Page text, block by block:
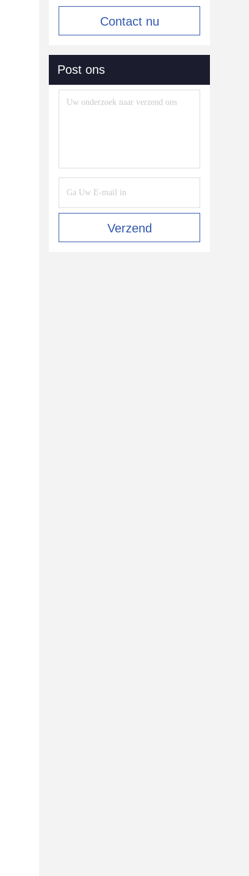
Contact nu
Post ons
Verzend